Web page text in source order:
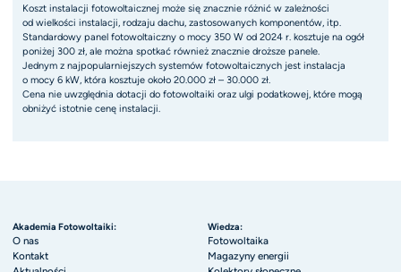
Koszt instalacji fotowoltaicznej może się znacznie różnić w zależności
od wielkości instalacji, rodzaju dachu, zastosowanych komponentów, itp.
Standardowy panel fotowoltaiczny o mocy 350 W od 2024 r. kosztuje na ogół
poniżej 300 zł, ale można spotkać również znacznie droższe panele.
Jednym z najpopularniejszych systemów fotowoltaicznych jest instalacja
o mocy 6 kW, która kosztuje około 20.000 zł – 30.000 zł.
Cena nie uwzględnia dotacji do fotowoltaiki oraz ulgi podatkowej, które mogą
obniżyć istotnie cenę instalacji.
Akademia Fotowoltaiki:
O nas
Kontakt
Wiedza:
Fotowoltaika
Magazyny energii